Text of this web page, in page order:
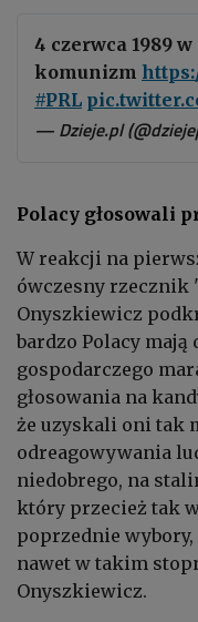
4 czerwca 1989
komunizm
#PRL
— Dzieje.pl
Polacy głosowali
W reakcji na
ówczesny rzecznik
Onyszkiewicz
bardzo Polacy mają
gospodarczego
głosowania na
że uzyskali oni tak
odreagowywania
niedobrego, na
który przecież tak
poprzednie
nawet w takim
Onyszkiewicz.